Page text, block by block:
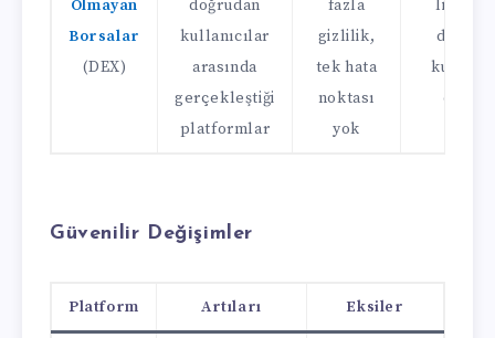
Olmayan
Borsalar
(DEX)
doğrudan
kullanıcılar
arasında
gerçekleştiği
platformlar
fazla
gizlilik,
tek hata
noktası
yok
likidite,
daha az
dostu
Güvenilir Değişimler
Platform Artıları Eksiler